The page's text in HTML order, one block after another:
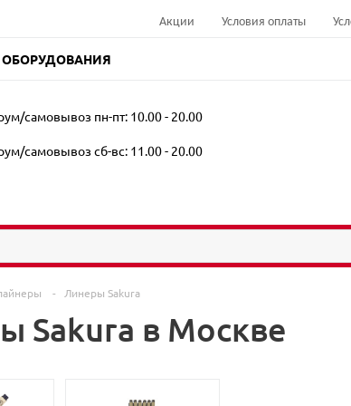
Акции Условия оплаты
самовывоз пн-пт: 10.00 - 20.00
самовывоз сб-вс: 11.00 - 20.00
- Линеры Sakura
Sakura в Москве